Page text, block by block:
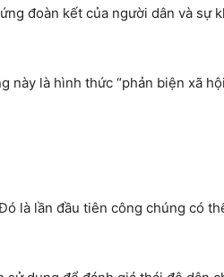
đoàn kết của người dân và sự
là hình thức “phản biện xã
là lần đầu tiên công chúng có